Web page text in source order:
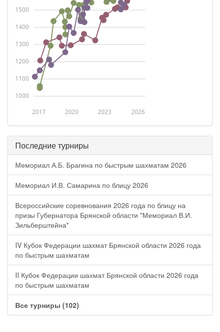
2017 2020 2023 2026
1000
1100
1200
1300
1400
1500
Последние турниры
Мемориал А.Б. Брагина по быстрым шахматам 2026
Мемориал И.В. Самарина по блицу 2026
Всероссийские соревнования 2026 года по блицу на
призы Губернатора Брянской области "Мемориал В.И.
Зильберштейна"
IV Кубок Федерации шахмат Брянской области 2026 года
по быстрым шахматам
II Кубок Федерации шахмат Брянской области 2026 года
по быстрым шахматам
Все турниры (102)